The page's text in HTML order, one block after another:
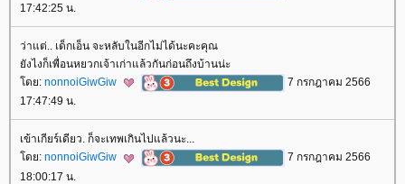
17:42:25 น.
ว่าแต่.. เด็กเอ็น จะหลับในอีกไม่ได้นะคะคุณ
ังไงก็เพื่อนหยวกเจ้าเก่าแล้วกันก่อนถึงบ้านน่ะ
ดย: nonnoiGiwGiw
7 กรกฎาคม 2566
17:47:49 น.
เข้าเกียร์เดียว. ก็จะเทพเกินไปแล้วนะ...
ดย: nonnoiGiwGiw
7 กรกฎาคม 2566
18:00:17 น.